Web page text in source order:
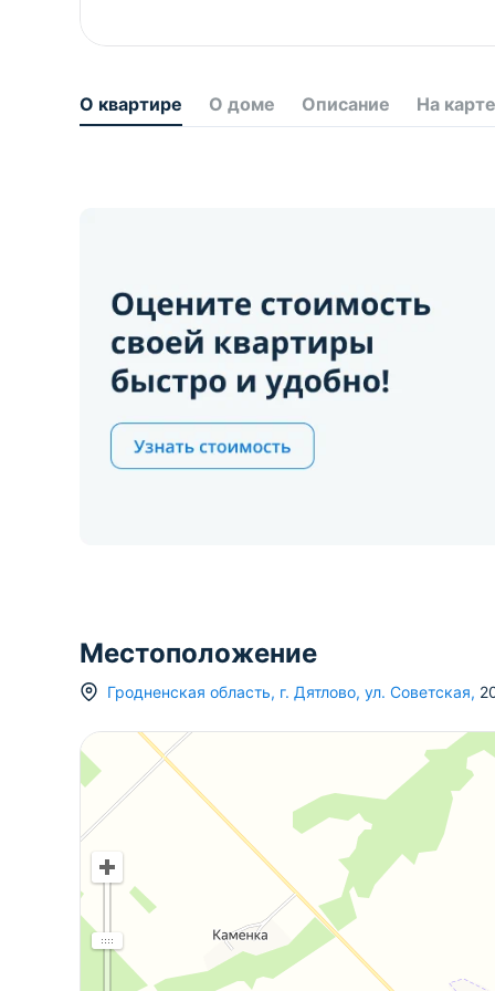
О квартире О доме Описание На карте
Местоположение
Гродненская область, г. Дятлово, ул. Советская,